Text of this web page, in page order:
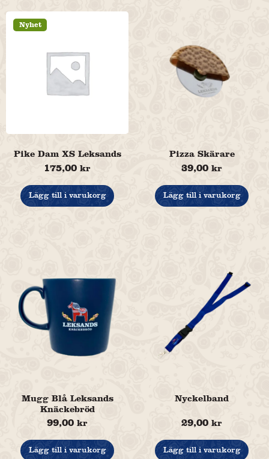
Nyhet
Pike Dam XS Leksands
175,00 kr
Lägg till i varukorg
Pizza Skärare
39,00 kr
Lägg till i varukorg
Mugg Blå Leksands
Knäckebröd
99,00 kr
Lägg till i varukorg
Nyckelband
29,00 kr
Lägg till i varukorg